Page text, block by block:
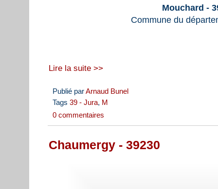
Mouchard -
Commune du
Lire la suite >>
Publié parArnaud Bunel
Tags 39 - Jura, M
0 commentaires
Chaumergy - 39230